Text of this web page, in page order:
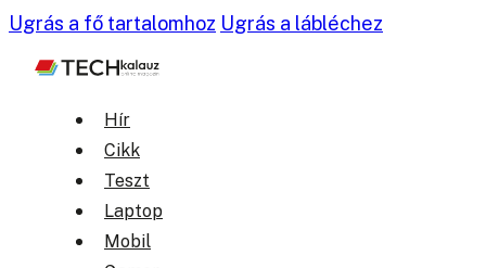
Ugrás a fő tartalomhoz Ugrás a lábléchez
Hír
Cikk
Teszt
Laptop
Mobil